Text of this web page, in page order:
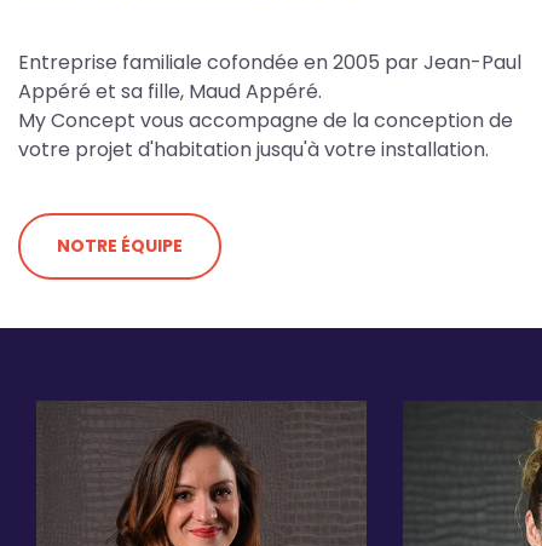
Entreprise familiale cofondée en 2005 par Jean-Paul
Appéré et sa fille, Maud Appéré.
My Concept vous accompagne de la conception de
votre projet d'habitation jusqu'à votre installation.
NOTRE ÉQUIPE
Image